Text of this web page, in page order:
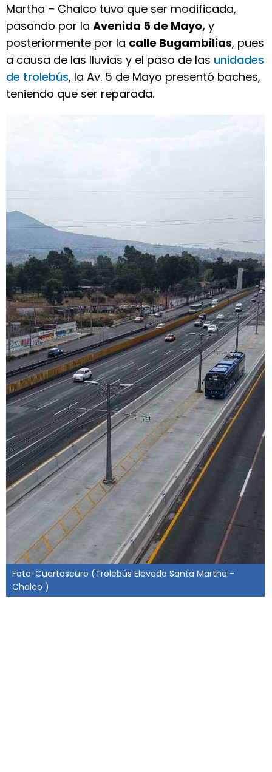
Martha – Chalco tuvo que ser modificada,
pasando por la Avenida 5 de Mayo, y
posteriormente por la calle Bugambilias, pues
a causa de las lluvias y el paso de las unidades
de trolebús, la Av. 5 de Mayo presentó baches,
teniendo que ser reparada.
Foto: Cuartoscuro (Trolebús Elevado Santa Martha -
Chalco )